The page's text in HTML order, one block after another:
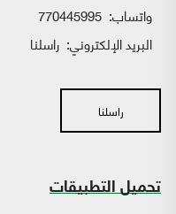
واتساب:
البريد الإلكتروني: راسلنا
راسلنا
تحميل التطبيقات